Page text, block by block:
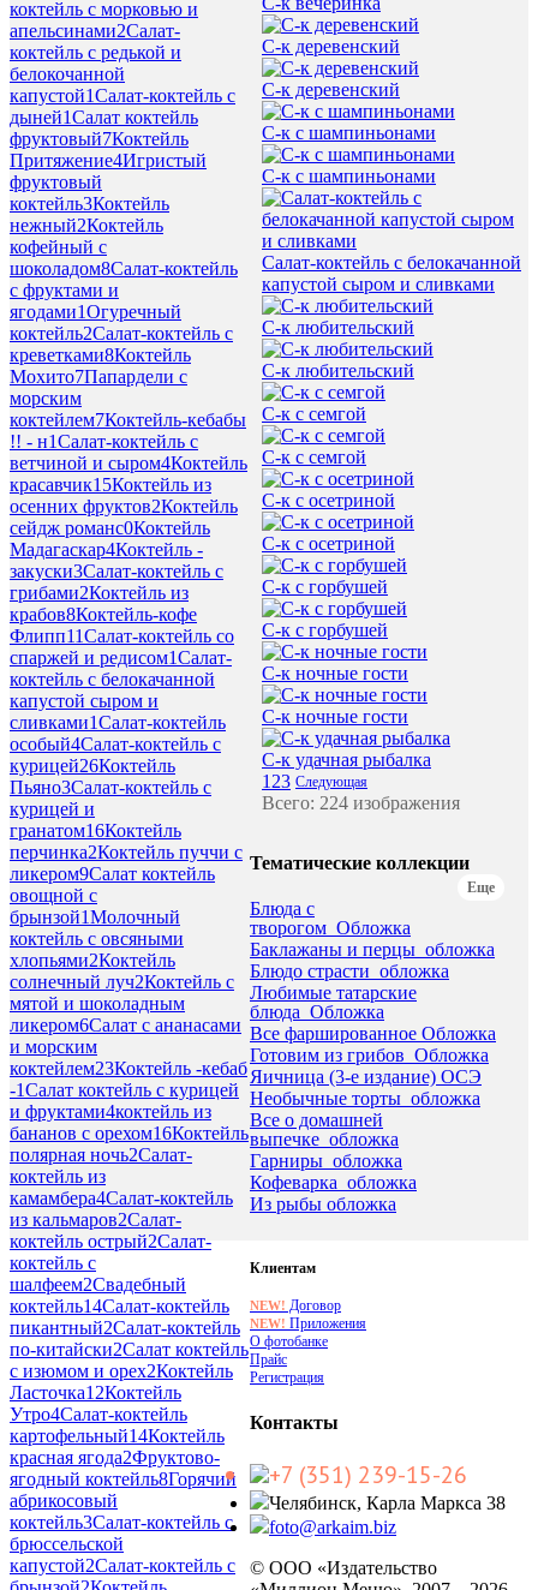
коктейль с морковью и
апельсинами2Салат-
коктейль с редькой и
белокочанной
капустой1Салат-коктейль с
дыней1Салат коктейль
фруктовый7Коктейль
Притяжение4Игристый
фруктовый
коктейль3Коктейль
нежный2Коктейль
кофейный с
шоколадом8Салат-коктейль
с фруктами и
ягодами1Огуречный
коктейль2Салат-коктейль с
креветками8Коктейль
Мохито7Папардели с
морским
коктейлем7Коктейль-кебабы
!! - н1Салат-коктейль с
ветчиной и сыром4Коктейль
красавчик15Коктейль из
осенних фруктов2Коктейль
сейдж романс0Коктейль
Мадагаскар4Коктейль -
закуски3Салат-коктейль с
грибами2Коктейль из
крабов8Коктейль-кофе
Флипп11Салат-коктейль со
спаржей и редисом1Салат-
коктейль с белокачанной
капустой сыром и
сливками1Салат-коктейль
особый4Салат-коктейль с
курицей26Коктейль
Пьяно3Салат-коктейль с
курицей и
гранатом16Коктейль
перчинка2Коктейль пуччи с
ликером9Салат коктейль
овощной с
брынзой1Молочный
коктейль с овсяными
хлопьями2Коктейль
солнечный луч2Коктейль с
мятой и шоколадным
ликером6Салат с ананасами
и морским
коктейлем23Коктейль -кебаб
-1Салат коктейль с курицей
и фруктами4коктейль из
бананов с орехом16Коктейль
полярная ночь2Салат-
коктейль из
камамбера4Салат-коктейль
из кальмаров2Салат-
коктейль острый2Салат-
коктейль с
шалфеем2Свадебный
коктейль14Салат-коктейль
пикантный2Салат-коктейль
по-китайски2Салат коктейль
с изюмом и орех2Коктейль
Ласточка12Коктейль
Утро4Салат-коктейль
картофельный14Коктейль
красная ягода2Фруктово-
ягодный коктейль8Горячий
абрикосовый
коктейль3Салат-коктейль с
брюссельской
капустой2Салат-коктейль с
С-к деревенский
С-к деревенский
С-к с шампиньонами
С-к с шампиньонами
Салат-коктейль с белокачанной
капустой сыром и сливками
С-к любительский
С-к любительский
С-к с семгой
С-к с семгой
С-к с осетриной
С-к с осетриной
С-к с горбушей
С-к с горбушей
С-к ночные гости
С-к ночные гости
С-к удачная рыбалка
1 23 Следующая
Всего: 224 изображения
Тематические коллекции
Еще
Блюда с
творогом_Обложка
Баклажаны и перцы_обложка
Блюдо страсти_обложка
Любимые татарские
блюда_Обложка
Все фаршированное Обложка
Готовим из грибов_Обложка
Яичница (3-е издание) ОСЭ
Необычные торты_обложка
Все о домашней
выпечке_обложка
Гарниры_обложка
Кофеварка_обложка
Из рыбы обложка
Клиентам
NEW! Договор
NEW! Приложения
О фотобанке
Прайс
Регистрация
Контакты
+7 (351) 239-15-26
Челябинск, Карла Маркса 38
foto@arkaim.biz
© ООО «Издательство